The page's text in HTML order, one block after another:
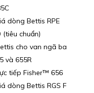
dòng Bettis RPE
(tiêu chuẩn)
cho van ngã ba
và 655R
tiếp Fisher™ 656
dòng Bettis RGS F